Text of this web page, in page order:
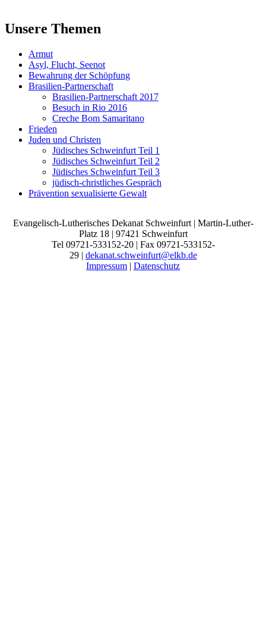
Unsere Themen
Armut
Asyl, Flucht, Seenot
Bewahrung der Schöpfung
Brasilien-Partnerschaft
Brasilien-Partnerschaft 2017
Besuch in Rio 2016
Creche Bom Samaritano
Frieden
Juden und Christen
Jüdisches Schweinfurt Teil 1
Jüdisches Schweinfurt Teil 2
Jüdisches Schweinfurt Teil 3
jüdisch-christliches Gespräch
Prävention sexualisierte Gewalt
Evangelisch-Lutherisches Dekanat Schweinfurt | Martin-Luther-
Platz 18 | 97421 Schweinfurt
Tel 09721-533152-20 | Fax 09721-533152-
29 | dekanat.schweinfurt@elkb.de
Impressum | Datenschutz